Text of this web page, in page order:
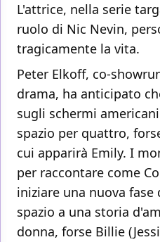
L'attrice, nella serie
ruolo di Nic Nevin,
tragicamente la vita.
Peter Elkoff, co-
drama, ha anticipato
sugli schermi
spazio per quattro,
cui apparirà Emily. I
per raccontare come
iniziare una nuova
spazio a una storia
donna, forse Billie